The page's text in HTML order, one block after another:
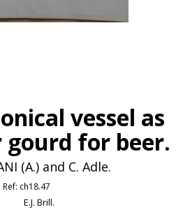
vessel as
for beer.
(A.) and C. Adle.
Ref: ch18.47
E.J. Brill.